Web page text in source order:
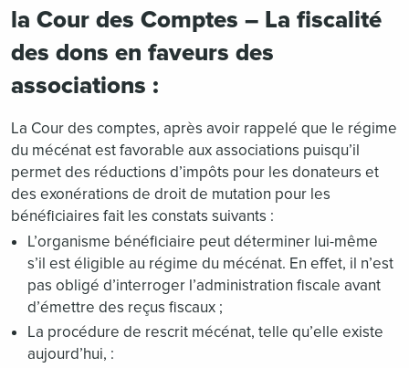
la Cour des Comptes – La fiscalité
des dons en faveurs des
associations :
La Cour des comptes, après avoir rappelé que le régime
du mécénat est favorable aux associations puisqu’il
permet des réductions d’impôts pour les donateurs et
des exonérations de droit de mutation pour les
bénéficiaires fait les constats suivants :
L’organisme bénéficiaire peut déterminer lui-même
s’il est éligible au régime du mécénat. En effet, il n’est
pas obligé d’interroger l’administration fiscale avant
d’émettre des reçus fiscaux ;
La procédure de rescrit mécénat, telle qu’elle existe
aujourd’hui, :